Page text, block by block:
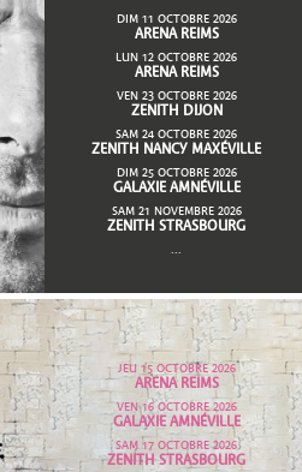
DIM 11 OCTOBRE 2026
ARENA REIMS
LUN 12 OCTOBRE 2026
ARENA REIMS
VEN 23 OCTOBRE 2026
ZENITH DIJON
SAM 24 OCTOBRE 2026
ZENITH NANCY MAXÉVILLE
DIM 25 OCTOBRE 2026
GALAXIE AMNÉVILLE
SAM 21 NOVEMBRE 2026
ZENITH STRASBOURG
JEU 15 OCTOBRE 2026
ARENA REIMS
VEN 16 OCTOBRE 2026
GALAXIE AMNÉVILLE
SAM 17 OCTOBRE 2026
ZENITH STRASBOURG